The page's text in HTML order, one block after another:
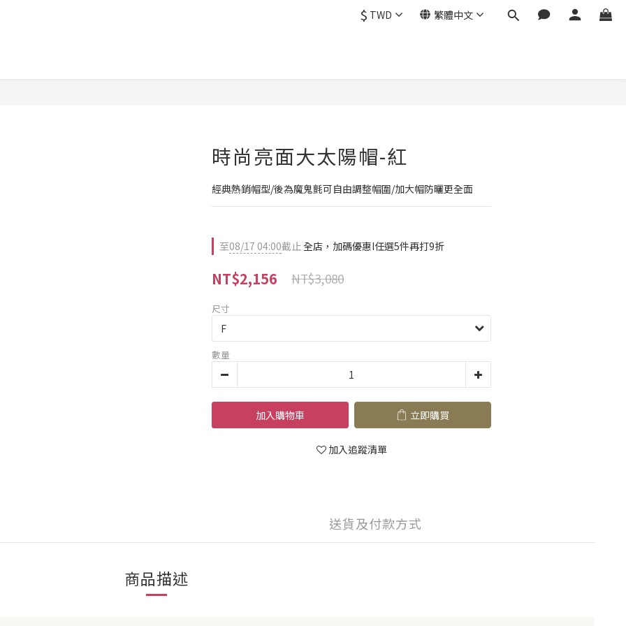
$ TWD 繁體中文
時尚亮面大太陽帽-紅
經典熱銷帽型/後為魔鬼氈可自由調整帽圍/加大帽防曬更全面
至08/17 04:00截止全店，加碼優惠I任選5件再打9折
NT$2,156 NT$3,080
尺寸
數量
加入購物車 立即購買
加入追蹤清單
送貨及付款方式
商品描述